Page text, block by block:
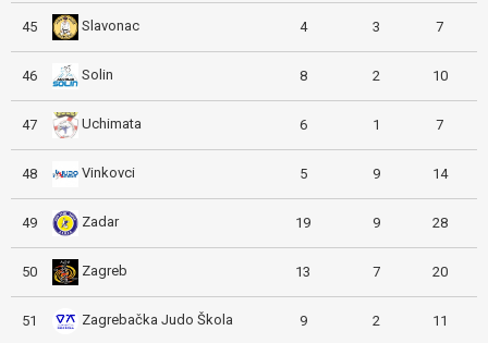
45 Slavonac 4 3 7
46 Solin 8 2 10
47 Uchimata 6 1 7
48 Vinkovci 5 9 14
49 Zadar 19 9 28
50 Zagreb 13 7 20
51 Zagrebačka Judo Škola 9 2 11